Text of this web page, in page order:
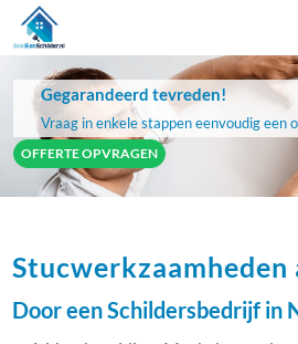
Gegarandeerd tevreden!
Vraag in enkele stappen eenvoudig een
OFFERTE OPVRAGEN
Stucwerkzaamheden
Door een Schildersbedrijf in